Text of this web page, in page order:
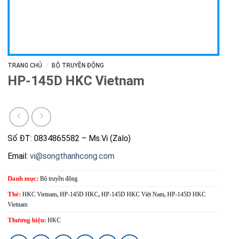
TRANG CHỦ / BỘ TRUYỀN ĐỘNG
HP-145D HKC Vietnam
Số ĐT: 0834865582 – Ms.Vi (Zalo)
Email: vi@songthanhcong.com
Danh mục: Bộ truyền động
Thẻ: HKC Vietnam, HP-145D HKC, HP-145D HKC Việt Nam, HP-145D HKC
Vietnam
Thương hiệu: HKC